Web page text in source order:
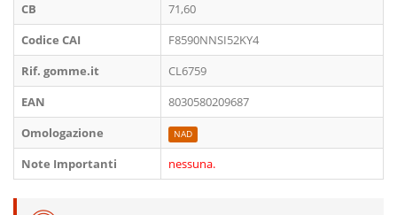
CB
71,60
Codice CAI
F8590NNSI52KY4
Rif. gomme.it
CL6759
EAN
8030580209687
Omologazione
NAD
Note Importanti nessuna.